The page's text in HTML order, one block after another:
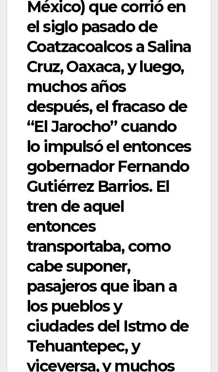
México) que corrió en
el siglo pasado de
Coatzacoalcos a Salina
Cruz, Oaxaca, y luego,
muchos años
después, el fracaso de
“El Jarocho” cuando
lo impulsó el entonces
gobernador Fernando
Gutiérrez Barrios. El
tren de aquel
entonces
transportaba, como
cabe suponer,
pasajeros que iban a
los pueblos y
ciudades del Istmo de
Tehuantepec, y
viceversa, y muchos